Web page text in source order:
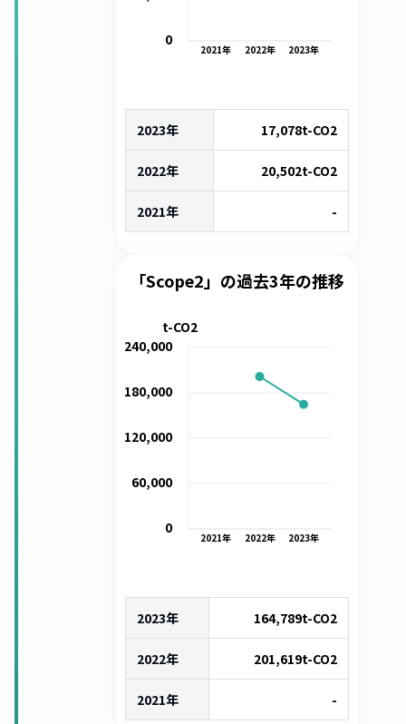
2021年 2022年 2023年
0
2023年 17,078t-CO2
2022年 20,502t-CO2
2021年 -
「Scope2」の過去3年の推移
2021年 2022年 2023年
0
60,000
120,000
180,000
240,000
t-CO2
2023年 164,789t-CO2
2022年 201,619t-CO2
2021年 -